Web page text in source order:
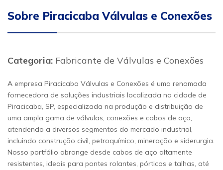
Sobre Piracicaba Válvulas e Conexões
Categoria: Fabricante de Válvulas e Conexões
A empresa Piracicaba Válvulas e Conexões é uma renomada
fornecedora de soluções industriais localizada na cidade de
Piracicaba, SP, especializada na produção e distribuição de
uma ampla gama de válvulas, conexões e cabos de aço,
atendendo a diversos segmentos do mercado industrial,
incluindo construção civil, petroquímico, mineração e siderurgia.
Nosso portfólio abrange desde cabos de aço altamente
resistentes, ideais para pontes rolantes, pórticos e talhas, até